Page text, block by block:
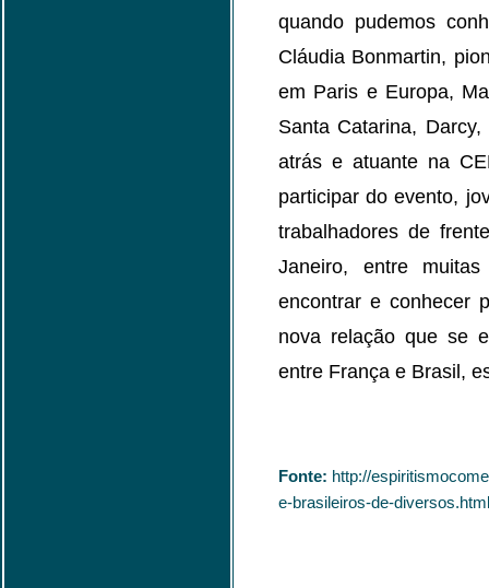
quando pudemos
Cláudia Bonmartin,
em Paris e Europa,
Santa Catarina,
atrás e atuante na
participar do evento,
trabalhadores de
Janeiro, entre
encontrar e conhecer
nova relação que se
entre França e Brasil,
Fonte: http://
e-brasileiros-de-